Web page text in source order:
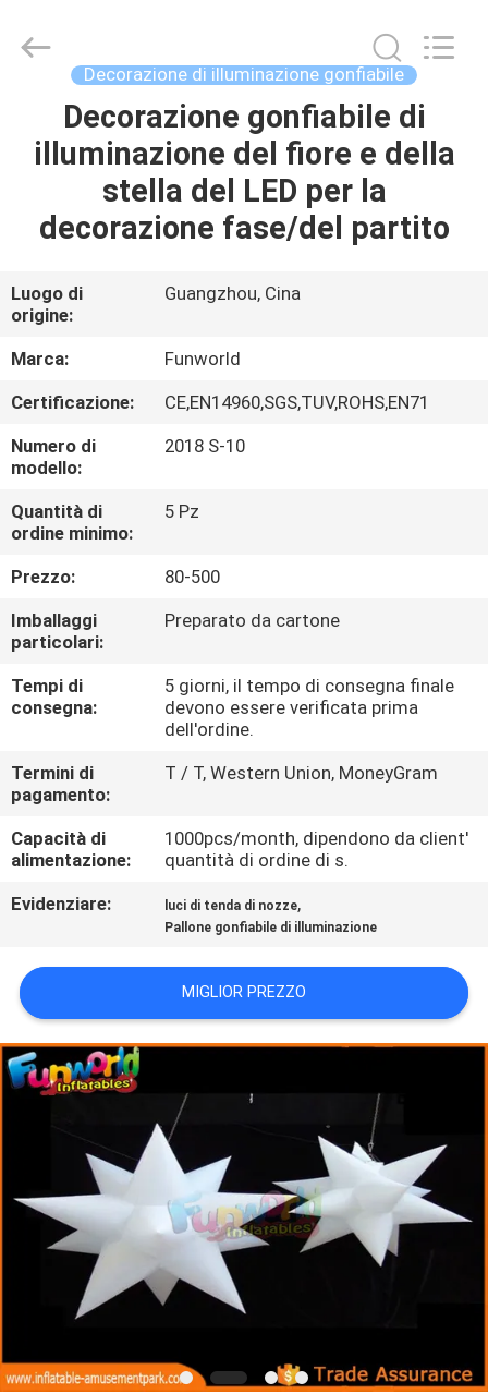
CASA
PRODOTTI
CIRCA
NOI
GIRO
DELLA
FABBRICA
CONTROLLO
DI
QUALITÀ
COMPANY
MAPPA
DEL
SITO
PRIVACY
POLICY
Inflatables
Limited.
Decorazione di illuminazione gonfiabile
Decorazione gonfiabile di
illuminazione del fiore e della
stella del LED per la
decorazione fase/del partito
Luogo di
origine:
Guangzhou, Cina
Marca:
Funworld
Certificazione:
CE,EN14960,SGS,TUV,ROHS,EN71
Numero di
modello:
2018 S-10
Quantità di
ordine minimo:
5 Pz
Prezzo:
80-500
Imballaggi
particolari:
Preparato da cartone
Tempi di
consegna:
5 giorni, il tempo di consegna finale
devono essere verificata prima
dell'ordine.
Termini di
pagamento:
T / T, Western Union, MoneyGram
Capacità di
alimentazione:
1000pcs/month, dipendono da client'
quantità di ordine di s.
Evidenziare:
luci di tenda di nozze,
Pallone gonfiabile di illuminazione
MIGLIOR PREZZO